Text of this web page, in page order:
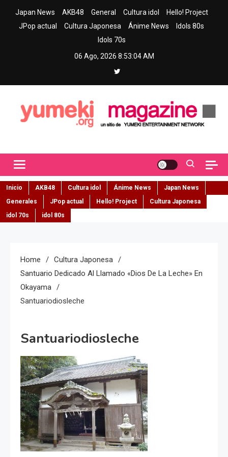
Japan News AKB48 General Cultura idol
Hello! Project
JPop actual
Cultura Japonesa Ánime News
Idols 80s
Idols 70s
06 Ago, 2026 8:53:05 AM
Inicio AKB48 Cultura idol Ánime News
Japan News
Generales
JPop actual Hello! Project
Cultura Japonesa
idol 70s
idol 80s
Home
Cultura Japonesa
Santuario Dedicado Al Llamado «Dios De La Leche» En
Okayama
Santuariodiosleche
Santuariodiosleche